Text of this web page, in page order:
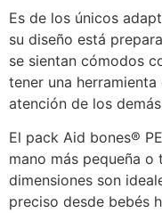
Es de los únicos
su diseño está
se sientan cómodos
tener una
atención de los
El pack Aid bones®
mano más pequeña
dimensiones son
preciso desde bebés